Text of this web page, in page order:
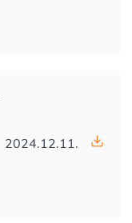
2024.12.11.